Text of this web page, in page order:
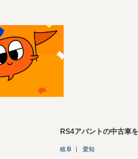
RS4アバントの中古車
岐阜 愛知